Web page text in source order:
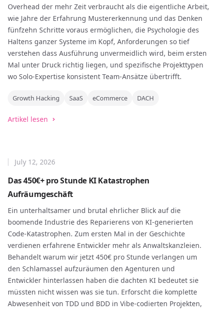
Overhead der mehr Zeit verbraucht als die eigentliche Arbeit,
wie Jahre der Erfahrung Mustererkennung und das Denken
fünfzehn Schritte voraus ermöglichen, die Psychologie des
Haltens ganzer Systeme im Kopf, Anforderungen so tief
verstehen dass Ausführung unvermeidlich wird, beim ersten
Mal unter Druck richtig liegen, und spezifische Projekttypen
wo Solo-Expertise konsistent Team-Ansätze übertrifft.
Growth Hacking SaaS eCommerce DACH
Artikel lesen
Das 450€+ pro Stunde KI Katastrophen
Aufräumgeschäft
July 12, 2026
Ein unterhaltsamer und brutal ehrlicher Blick auf die
boomende Industrie des Reparierens von KI-generierten
Code-Katastrophen. Zum ersten Mal in der Geschichte
verdienen erfahrene Entwickler mehr als Anwaltskanzleien.
Behandelt warum wir jetzt 450€ pro Stunde verlangen um
den Schlamassel aufzuräumen den Agenturen und
Entwickler hinterlassen haben die dachten KI bedeutet sie
müssten nicht wissen was sie tun. Erforscht die komplette
Abwesenheit von TDD und BDD in Vibe-codierten Projekten,